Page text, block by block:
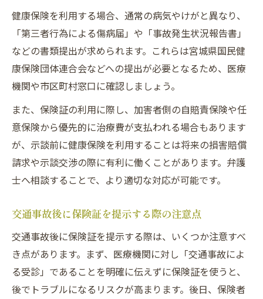
健康保険を利用する場合、通常の病気やけがと異なり、
「第三者行為による傷病届」や「事故発生状況報告書」
などの書類提出が求められます。これらは宮城県国民健
康保険団体連合会などへの提出が必要となるため、医療
機関や市区町村窓口に確認しましょう。
また、保険証の利用に際し、加害者側の自賠責保険や任
意保険から優先的に治療費が支払われる場合もあります
が、示談前に健康保険を利用することは将来の損害賠償
請求や示談交渉の際に有利に働くことがあります。弁護
士へ相談することで、より適切な対応が可能です。
交通事故後に保険証を提示する際の注意点
交通事故後に保険証を提示する際は、いくつか注意すべ
き点があります。まず、医療機関に対し「交通事故によ
る受診」であることを明確に伝えずに保険証を使うと、
後でトラブルになるリスクが高まります。後日、保険者